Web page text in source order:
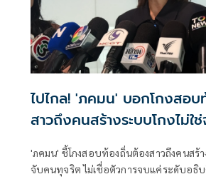
ไปไกล! 'ภคมน' บอกโกงสอ
สาวถึงคนสร้างระบบโกงไม่ใ
'ภคมน' ชี้โกงสอบท้องถิ่นต้องสาวถึงคนสร้า
จับคนทุจริต ไม่เชื่อตัวการจบแค่ระดับอธิ